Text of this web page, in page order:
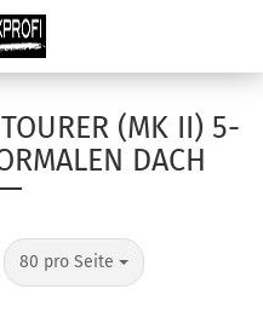
(MK II) 5-
DACH
80 pro Seite